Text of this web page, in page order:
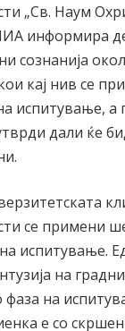
„Св. Наум
информира
сознанија
кај нив се
испитување,
дали ќе
се примени
испитување.
на
на
е со